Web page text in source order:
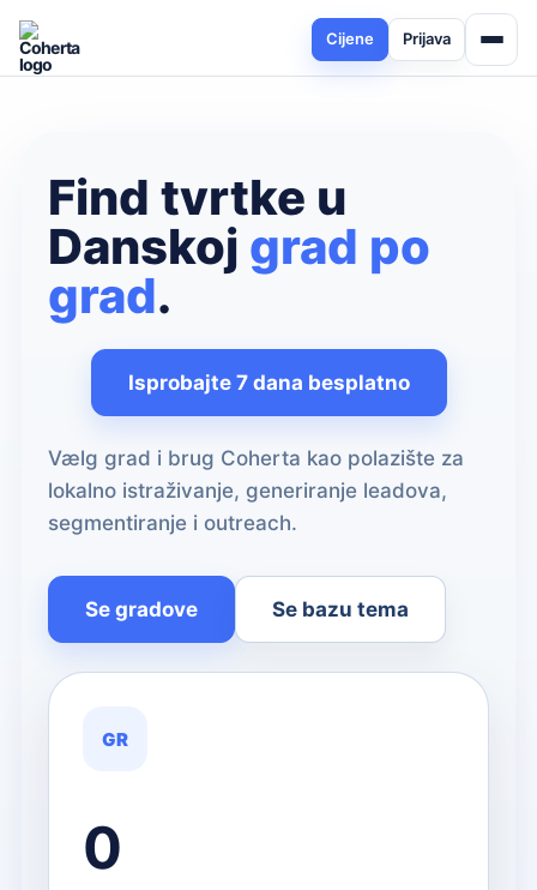
Cijene Prijava
Find tvrtke u
Danskoj grad po
grad.
Isprobajte 7 dana besplatno
Vælg grad i brug Coherta kao polazište za
lokalno istraživanje, generiranje leadova,
segmentiranje i outreach.
Se gradove Se bazu tema
GR
0